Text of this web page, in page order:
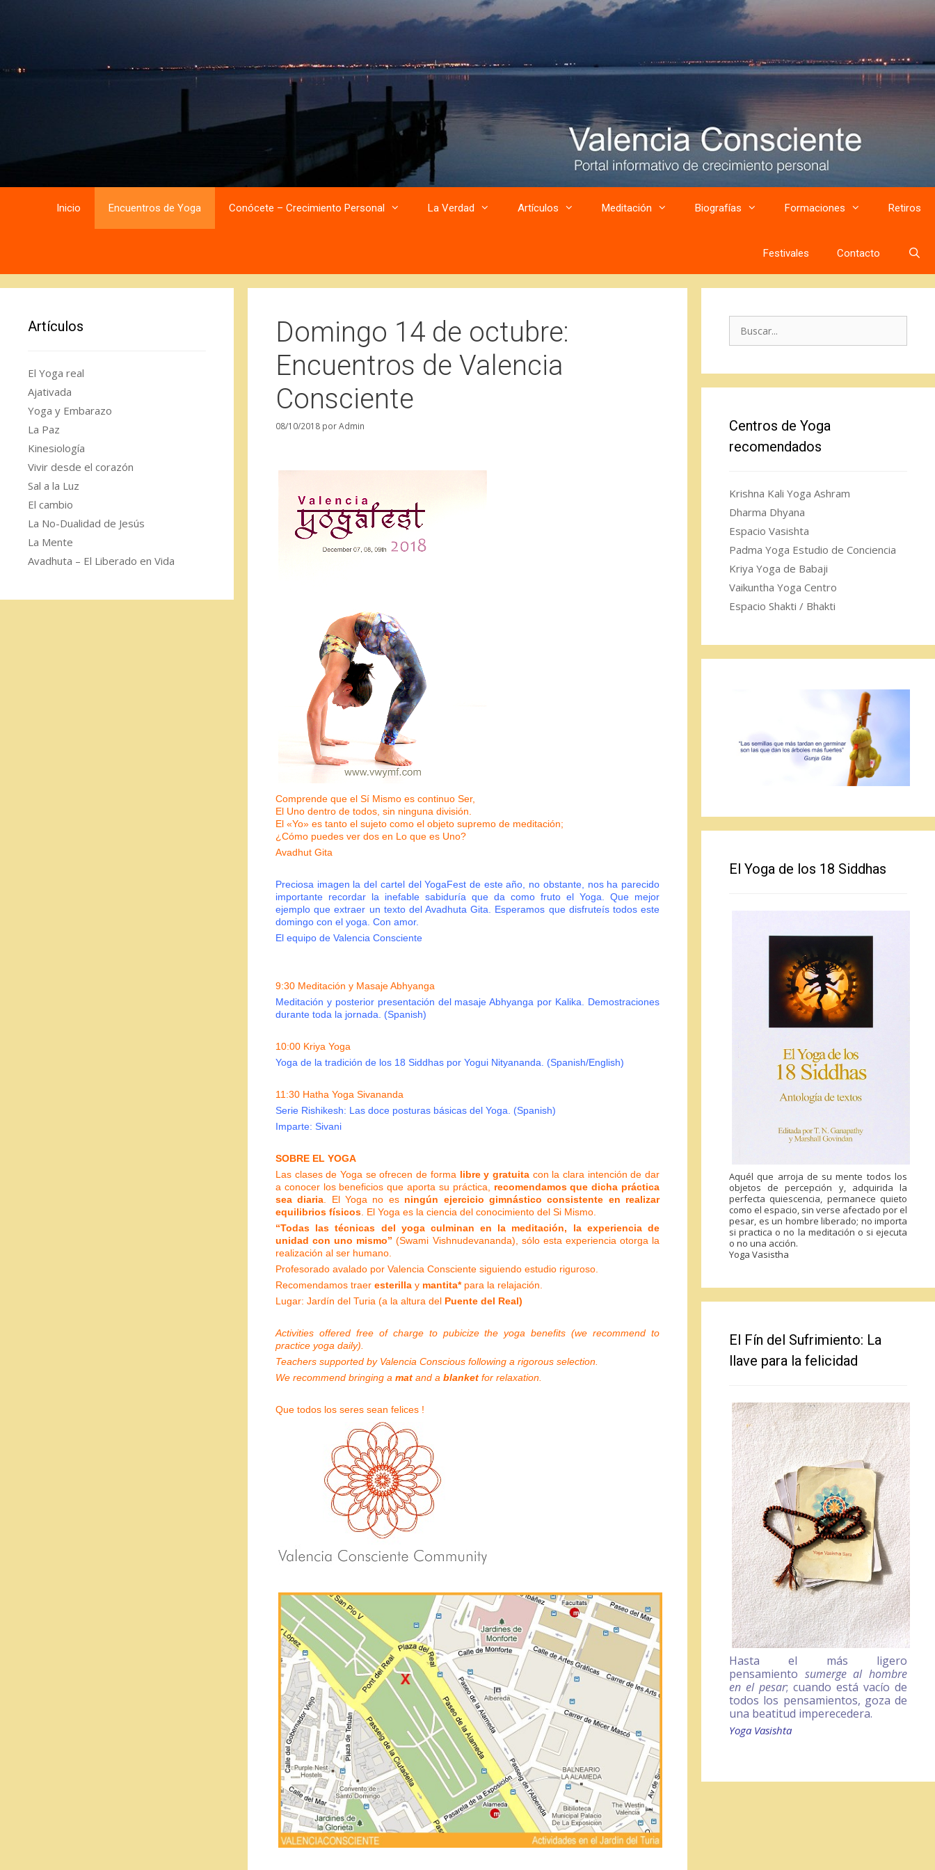
Inicio Encuentros de Yoga Conócete – Crecimiento Personal La Verdad Artículos Meditación Biografías Formaciones Retiros
Festivales Contacto
Domingo 14 de octubre:
Encuentros de Valencia
Consciente
08/10/2018 porAdmin
Comprende que el Sí Mismo es continuo Ser,
El Uno dentro de todos, sin ninguna división.
El «Yo» es tanto el sujeto como el objeto supremo de meditación;
¿Cómo puedes ver dos en Lo que es Uno?
Avadhut Gita
Preciosa imagen la del cartel del YogaFest de este año, no obstante, nos ha parecido
importante recordar la inefable sabiduría que da como fruto el Yoga. Que mejor
ejemplo que extraer un texto del Avadhuta Gita. Esperamos que disfruteís todos este
domingo con el yoga. Con amor.
El equipo de Valencia Consciente
9:30 Meditación y Masaje Abhyanga
Meditación y posterior presentación del masaje Abhyanga por Kalika. Demostraciones
durante toda la jornada. (Spanish)
10:00 Kriya Yoga
Yoga de la tradición de los 18 Siddhas por Yogui Nityananda. (Spanish/English)
11:30 Hatha Yoga Sivananda
Serie Rishikesh: Las doce posturas básicas del Yoga. (Spanish)
Imparte: Sivani
SOBRE EL YOGA
Las clases de Yoga se ofrecen de forma libre y gratuitacon la clara intención de dar
a conocer los beneficios que aporta su práctica, recomendamos que dicha práctica
sea diaria . El Yoga no es ningún ejercicio gimnástico consistente en realizar
equilibrios físicos . El Yoga es la ciencia del conocimiento del Si Mismo.
“Todas las técnicas del yoga culminan en la meditación, la experiencia de
unidad con uno mismo” (Swami Vishnudevananda), sólo esta experiencia otorga la
realización al ser humano.
Profesorado avalado por Valencia Consciente siguiendo estudio riguroso.
Recomendamos traer esterilla y mantita*para la relajación.
Lugar: Jardín del Turia (a la altura del Puente del Real)
Activities offered free of charge to pubicize the yoga benefits (we recommend to
practice yoga daily).
Teachers supported by Valencia Conscious following a rigorous selection.
We recommend bringing a mat and a blanket for relaxation.
Que todos los seres sean felices !
Artículos
El Yoga real
Ajativada
Yoga y Embarazo
La Paz
Kinesiología
Vivir desde el corazón
Sal a la Luz
El cambio
La No-Dualidad de Jesús
La Mente
Avadhuta – El Liberado en Vida
Centros de Yoga
recomendados
Krishna Kali Yoga Ashram
Dharma Dhyana
Espacio Vasishta
Padma Yoga Estudio de Conciencia
Kriya Yoga de Babaji
Vaikuntha Yoga Centro
Espacio Shakti / Bhakti
El Yoga de los 18 Siddhas
Aquél que arroja de su mente todos los
objetos de percepción y, adquirida la
perfecta quiescencia, permanece quieto
como el espacio, sin verse afectado por el
pesar, es un hombre liberado; no importa
si practica o no la meditación o si ejecuta
o no una acción.
Yoga Vasistha
El Fín del Sufrimiento: La
llave para la felicidad
Hasta el más ligero
pensamiento sumerge al hombre
en el pesar; cuando está vacío de
todos los pensamientos, goza de
una beatitud imperecedera.
Yoga Vasishta